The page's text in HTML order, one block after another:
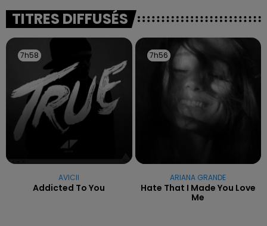
excuses.
TITRES DIFFUSÉS
7h58
7h58
AVICII
Addicted To You
7h56
7h56
ARIANA GRANDE
Hate That I Made You Love
Me